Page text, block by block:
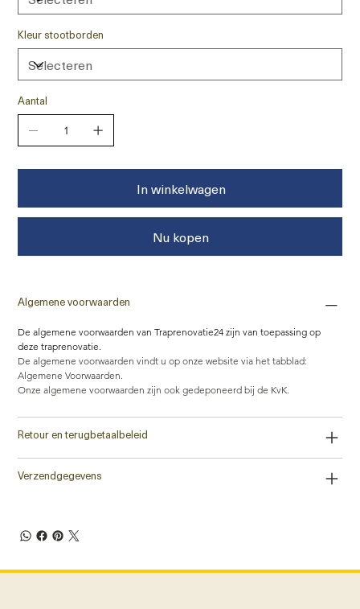
Kleur stootborden
Aantal
In winkelwagen
Nu kopen
Algemene voorwaarden
De algemene voorwaarden van Traprenovatie24 zijn van toepassing op
deze traprenovatie.
De algemene voorwaarden vindt u op onze website via het tabblad:
Algemene Voorwaarden.
Onze algemene voorwaarden zijn ook gedeponeerd bij de KvK.
Retour en terugbetaalbeleid
Verzendgegevens